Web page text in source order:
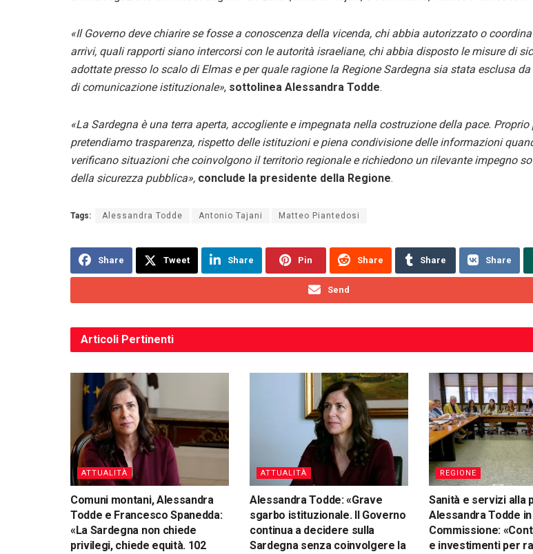
«Il Governo deve chiarire se fosse a conoscenza della vicenda, chi abbia autorizzato o
arrivi, quali rapporti siano intercorsi con le autorità israeliane, chi abbia disposto le misure di
adottate presso lo scalo di Elmas e per quale ragione la Regione Sardegna sia stata esclusa
di comunicazione istituzionale», sottolinea Alessandra Todde.
«La Sardegna è una terra aperta, accogliente e impegnata nella costruzione della pace. Proprio
pretendiamo trasparenza, rispetto delle istituzioni e piena condivisione delle informazioni
verificano situazioni che coinvolgono il territorio regionale e richiedono un rilevante impegno
della sicurezza pubblica», conclude la presidente della Regione.
Tags: Alessandra Todde Antonio Tajani Matteo Piantedosi
Share Tweet Share Pin Share Share Share
Send
Articoli Pertinenti
ATTUALITÀ
Comuni montani, Alessandra
Todde e Francesco Spanedda:
«La Sardegna non chiede
privilegi, chiede equità. 102
ATTUALITÀ
Alessandra Todde: «Grave
sgarbo istituzionale. Il Governo
continua a decidere sulla
Sardegna senza coinvolgere la
REGIONE
Sanità e servizi alla
Alessandra Todde in
Commissione:
e investimenti per